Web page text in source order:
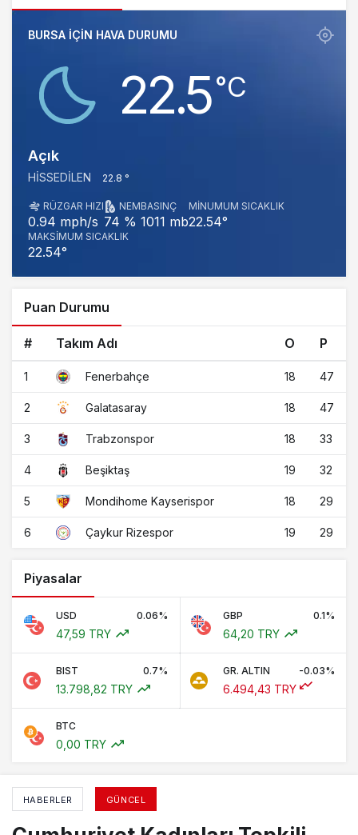
BURSA IÇIN HAVA DURUMU
22.5‎°C
Açık
HISSEDILEN 22.8 °
RÜZGAR HIZI
0.94 mph/s
NEM
74 %
BASINÇ
1011 mb
MINUMUM SICAKLIK
22.54°
MAKSIMUM SICAKLIK
22.54°
Puan Durumu
# Takım Adı O P
1 Fenerbahçe 18 47
2 Galatasaray 18 47
3 Trabzonspor 18 33
4 Beşiktaş 19 32
5 Mondihome Kayserispor 18 29
6 Çaykur Rizespor 19 29
Piyasalar
USD 0.06%
47,59 TRY
GBP 0.1%
64,20 TRY
BIST 0.7%
13.798,82 TRY
GR. ALTIN -0.03%
6.494,43 TRY
BTC
0,00 TRY
HABERLER GÜNCEL